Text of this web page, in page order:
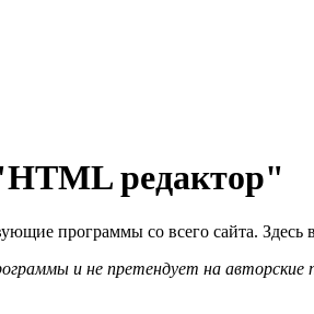
редактор"
программы со всего сайта.
и не претендует на